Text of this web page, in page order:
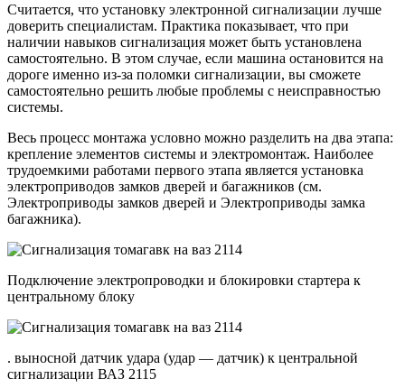
Считается, что установку электронной сигнализации лучше
доверить специалистам. Практика показывает, что при
наличии навыков сигнализация может быть установлена ​​
самостоятельно. В этом случае, если машина остановится на
дороге именно из-за поломки сигнализации, вы сможете
самостоятельно решить любые проблемы с неисправностью
системы.
Весь процесс монтажа условно можно разделить на два этапа:
крепление элементов системы и электромонтаж. Наиболее
трудоемкими работами первого этапа является установка
электроприводов замков дверей и багажников (см.
Электроприводы замков дверей и Электроприводы замка
багажника).
Подключение электропроводки и блокировки стартера к
центральному блоку
. выносной датчик удара (удар — датчик) к центральной
сигнализации ВАЗ 2115